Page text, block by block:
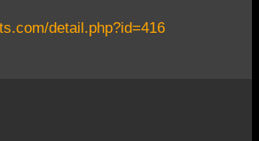
detail.php?id=416